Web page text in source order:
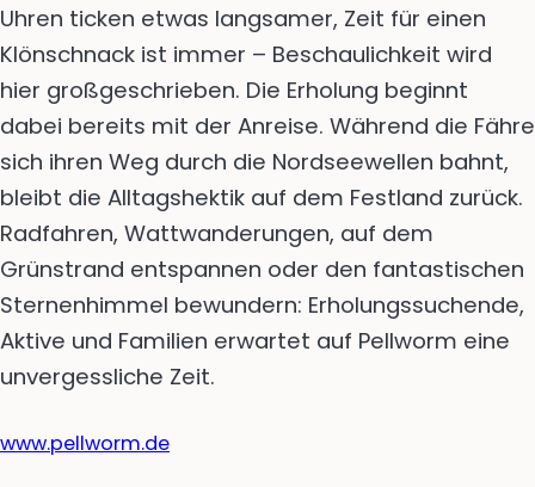
Uhren ticken etwas langsamer, Zeit für einen
Klönschnack ist immer – Beschaulichkeit wird
hier großgeschrieben. Die Erholung beginnt
dabei bereits mit der Anreise. Während die Fähre
sich ihren Weg durch die Nordseewellen bahnt,
bleibt die Alltagshektik auf dem Festland zurück.
Radfahren, Wattwanderungen, auf dem
Grünstrand entspannen oder den fantastischen
Sternenhimmel bewundern: Erholungssuchende,
Aktive und Familien erwartet auf Pellworm eine
unvergessliche Zeit.
www.pellworm.de